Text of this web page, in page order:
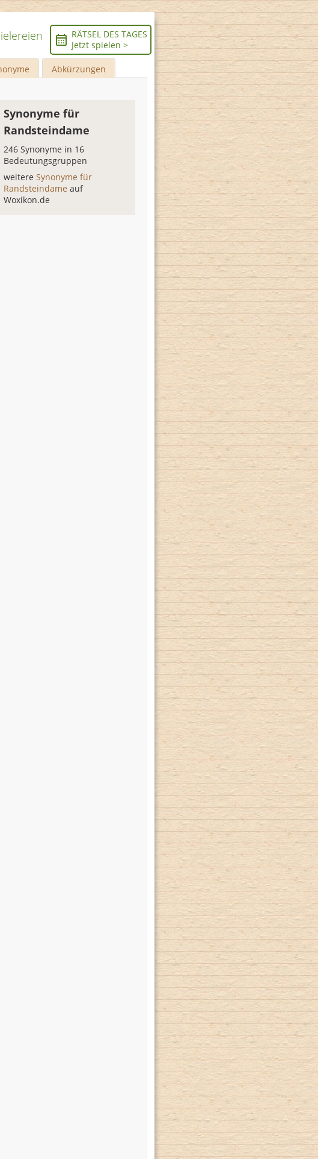
RÄTSEL DES TAGES
Jetzt spielen >
Abkürzungen
Synonyme für
Randsteindame
246 Synonyme in 16
Bedeutungsgruppen
weitereSynonyme für
Randsteindameauf
Woxikon.de